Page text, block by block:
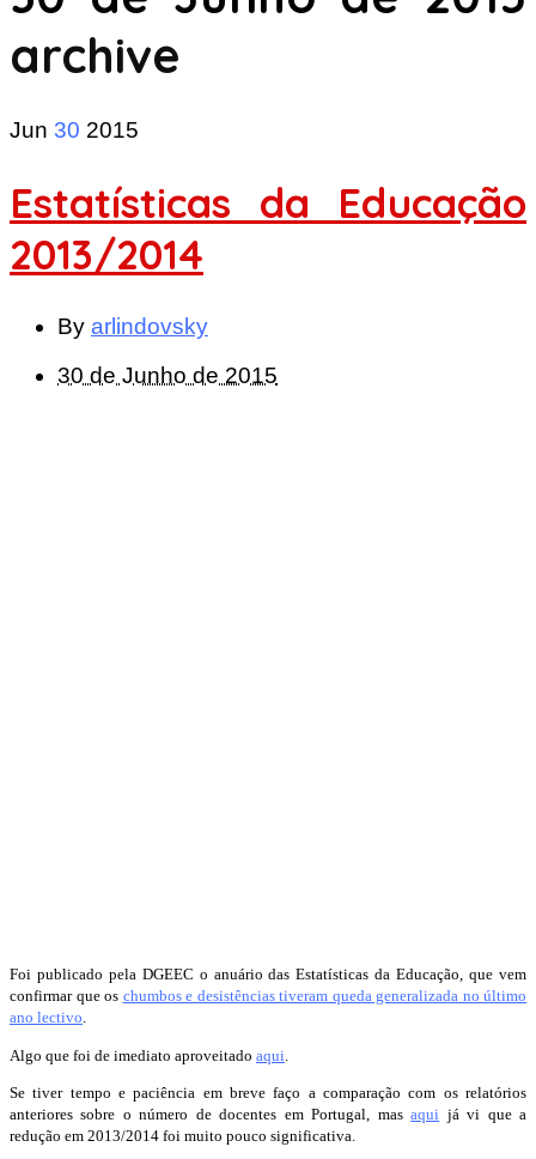
archive
Jun 30 2015
Estatísticas da Educação
2013/2014
By arlindovsky
30 de Junho de 2015
Foi publicado pela DGEEC o anuário das Estatísticas da Educação, que vem
confirmar que os chumbos e desistências tiveram queda generalizada no último
ano lectivo.
Algo que foi de imediato aproveitado aqui
Se tiver tempo e paciência em breve faço a comparação com os relatórios
anteriores sobre o número de docentes em Portugal, masaqui já vi que a
redução em 2013/2014 foi muito pouco significativa.